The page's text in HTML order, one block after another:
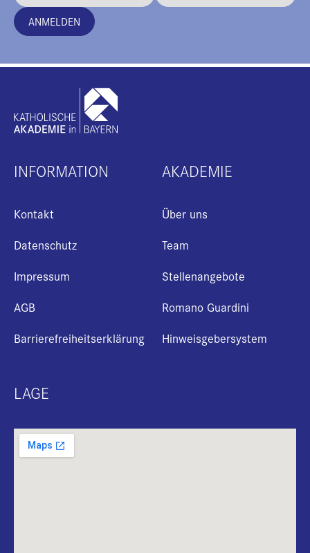
ANMELDEN
INFORMATION
Kontakt
Datenschutz
Impressum
AGB
Barrierefreiheitserklärung
AKADEMIE
Über uns
Team
Stellenangebote
Romano Guardini
Hinweisgebersystem
LAGE